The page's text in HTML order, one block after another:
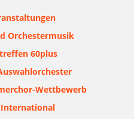
Orchestermusik
60plus
Wettbewerb
International